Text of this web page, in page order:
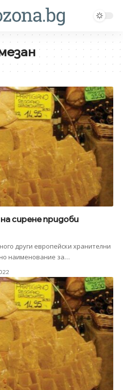
сирене придоби
други европейски хранителни
наименование за…